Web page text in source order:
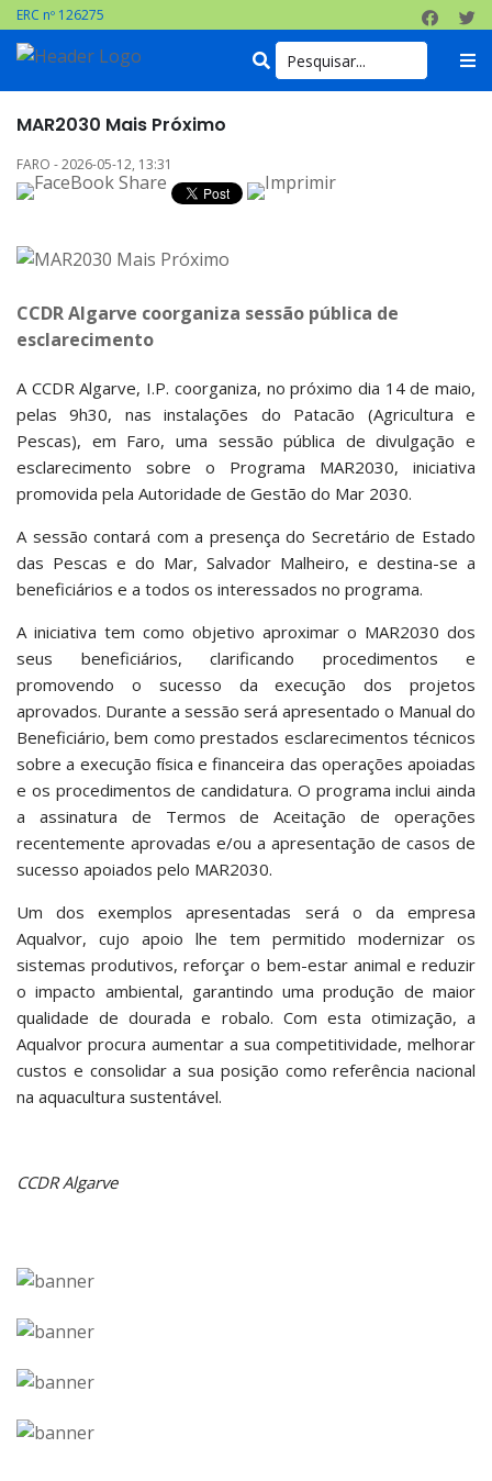
ERC nº 126275
MAR2030 Mais Próximo
FARO - 2026-05-12, 13:31
CCDR Algarve coorganiza sessão pública de
esclarecimento
A CCDR Algarve, I.P. coorganiza, no próximo dia 14 de maio,
pelas 9h30, nas instalações do Patacão (Agricultura e
Pescas), em Faro, uma sessão pública de divulgação e
esclarecimento sobre o Programa MAR2030, iniciativa
promovida pela Autoridade de Gestão do Mar 2030.
A sessão contará com a presença do Secretário de Estado
das Pescas e do Mar, Salvador Malheiro, e destina-se a
beneficiários e a todos os interessados no programa.
A iniciativa tem como objetivo aproximar o MAR2030 dos
seus beneficiários, clarificando procedimentos e
promovendo o sucesso da execução dos projetos
aprovados. Durante a sessão será apresentado o Manual do
Beneficiário, bem como prestados esclarecimentos técnicos
sobre a execução física e financeira das operações apoiadas
e os procedimentos de candidatura. O programa inclui ainda
a assinatura de Termos de Aceitação de operações
recentemente aprovadas e/ou a apresentação de casos de
sucesso apoiados pelo MAR2030.
Um dos exemplos apresentadas será o da empresa
Aqualvor, cujo apoio lhe tem permitido modernizar os
sistemas produtivos, reforçar o bem-estar animal e reduzir
o impacto ambiental, garantindo uma produção de maior
qualidade de dourada e robalo. Com esta otimização, a
Aqualvor procura aumentar a sua competitividade, melhorar
custos e consolidar a sua posição como referência nacional
na aquacultura sustentável.
CCDR Algarve